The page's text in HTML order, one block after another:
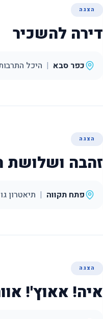
הצגה
דירה להשכיר
כפר סבא | היכל
הצגה
זהבה ושלושת
פתח תקווה | תיאטרון
הצגה
איה! אאוץ'!